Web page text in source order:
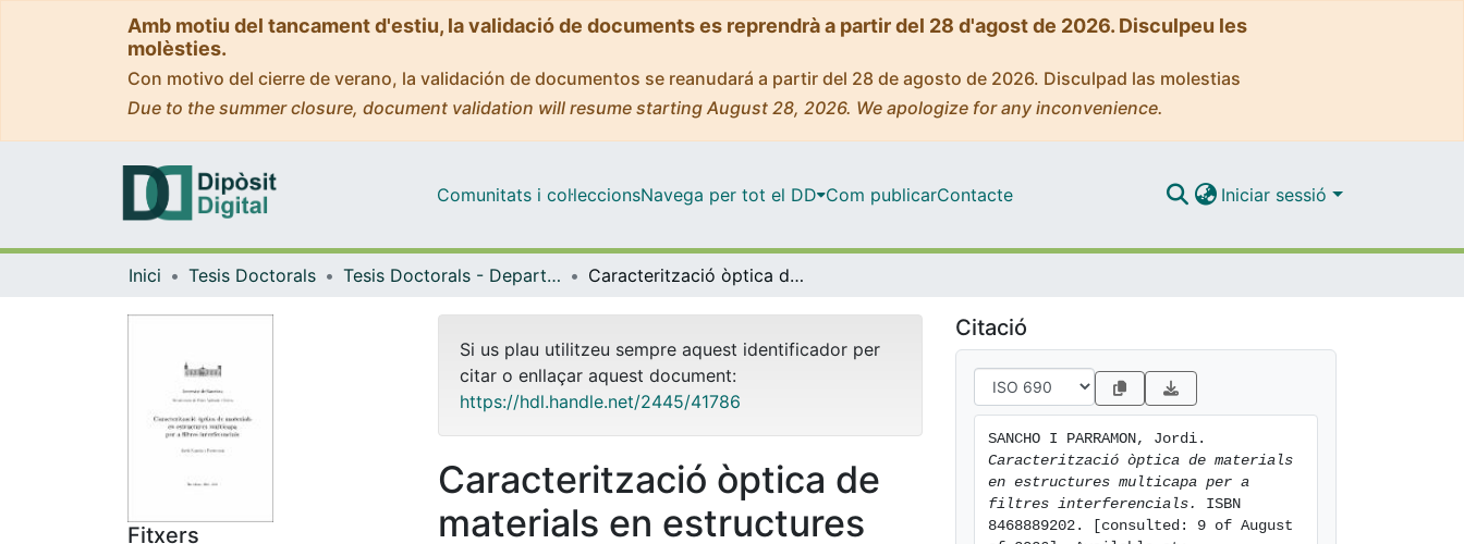
Amb motiu del tancament d'estiu, la validació de documents es reprendrà a partir del 28 d'agost de 2026. Disculpeu les
molèsties.
Con motivo del cierre de verano, la validación de documentos se reanudará a partir del 28 de agosto de 2026. Disculpad las molestias
Due to the summer closure, document validation will resume starting August 28, 2026. We apologize for any inconvenience.
Comunitats i col·leccionsNavega per tot el DD Com publicarContacte Iniciar sessió
Inici Tesis Doctorals Tesis Doctorals - Departament - Física Aplicada i Òptica Caracterització òptica de materials en estructures multicapa per a filtres interferencials
Fitxers
Si us plau utilitzeu sempre aquest identificador per
citar o enllaçar aquest document:
https://hdl.handle.net/2445/41786
Caracterització òptica de
materials en estructures
Citació
Caracterització òptica de materials
en estructures multicapa per a
filtres interferencials.
ISBN
8468889202. [consulted: 9 of August